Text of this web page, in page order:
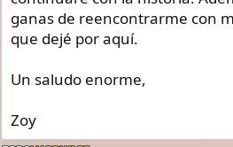
ganas de reencontrarme con
que dejé por aquí.
Un saludo enorme,
Zoy